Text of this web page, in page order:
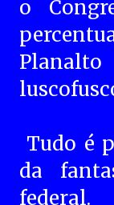
o
Tudo é
da